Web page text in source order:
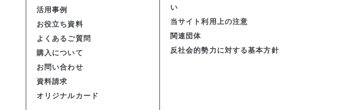
活用事例
お役立ち資料
よくあるご質問
購入について
お問い合わせ
資料請求
オリジナルカード
い
当サイト利用上の注意
関連団体
反社会的勢力に対する基本方針